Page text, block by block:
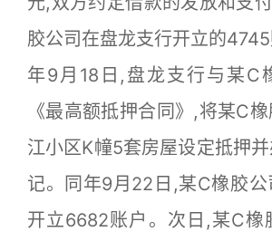
胶公司在盘龙支行开立的
年9月18日,盘龙支行与某C
《最高额抵押合同》,将某C
江小区K幢5套房屋设定抵押
记。同年9月22日,某C橡胶公
开立6682账户。次日,某C橡